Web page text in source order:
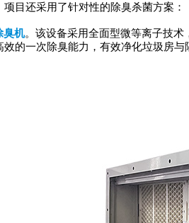
目还采用了针对性的除臭杀菌方案：
臭机。该设备采用全面型微等离子技
的一次除臭能力，有效净化垃圾房与